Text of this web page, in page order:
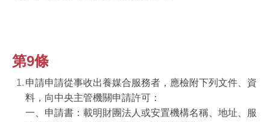
第9條
申請申請從事收出養媒合服務者，應檢附下列文件、資
料，向中央主管機關申請許可：
一、申請書：載明財團法人或安置機構名稱、地址、服